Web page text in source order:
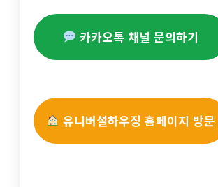
카카오톡 채널 문의하기
유니버설하우징 홈페이지 방문